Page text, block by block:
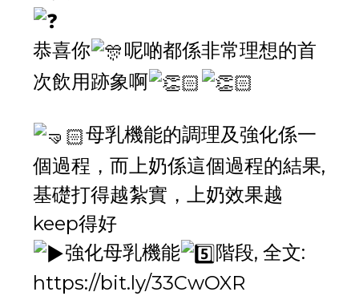
恭喜你
呢啲都係非常理想的首
次飲用跡象啊
母乳機能的調理及強化係一
個過程，而上奶係這個過程的結果,
基礎打得越紮實，上奶效果越
keep得好
強化母乳機能
階段, 全文:
https://bit.ly/33CwOXR